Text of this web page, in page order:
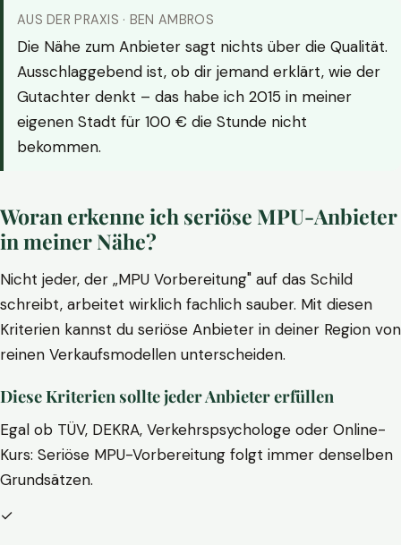
AUS DER PRAXIS · BEN AMBROS
Die Nähe zum Anbieter sagt nichts über die Qualität.
Ausschlaggebend ist, ob dir jemand erklärt, wie der
Gutachter denkt – das habe ich 2015 in meiner
eigenen Stadt für 100 € die Stunde nicht
bekommen.
Woran erkenne ich seriöse MPU-Anbieter
in meiner Nähe?
Nicht jeder, der „MPU Vorbereitung" auf das Schild
schreibt, arbeitet wirklich fachlich sauber. Mit diesen
Kriterien kannst du seriöse Anbieter in deiner Region von
reinen Verkaufsmodellen unterscheiden.
Diese Kriterien sollte jeder Anbieter erfüllen
Egal ob TÜV, DEKRA, Verkehrspsychologe oder Online-
Kurs: Seriöse MPU-Vorbereitung folgt immer denselben
Grundsätzen.
✓